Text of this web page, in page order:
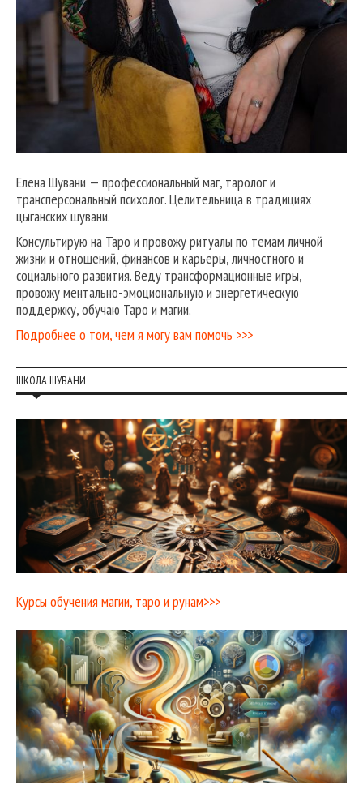
Елена Шувани — профессиональный маг, таролог и
трансперсональный психолог. Целительница в традициях
цыганских шувани.
Консультирую на Таро и провожу ритуалы по темам личной
жизни и отношений, финансов и карьеры, личностного и
социального развития. Веду трансформационные игры,
провожу ментально-эмоциональную и энергетическую
поддержку, обучаю Таро и магии.
Подробнее о том, чем я могу вам помочь >>>
ШКОЛА ШУВАНИ
Курсы обучения магии, таро и рунам>>>